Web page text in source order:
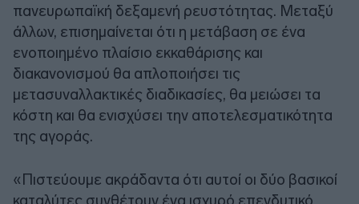
πανευρωπαϊκή δεξαμενή ρευστότητας. Μεταξύ
άλλων, επισημαίνεται ότι η μετάβαση σε ένα
ενοποιημένο πλαίσιο εκκαθάρισης και
διακανονισμού θα απλοποιήσει τις
μετασυναλλακτικές διαδικασίες, θα μειώσει τα
κόστη και θα ενισχύσει την αποτελεσματικότητα
της αγοράς.
«Πιστεύουμε ακράδαντα ότι αυτοί οι δύο βασικοί
καταλύτες συνθέτουν ένα ισχυρό επενδυτικό